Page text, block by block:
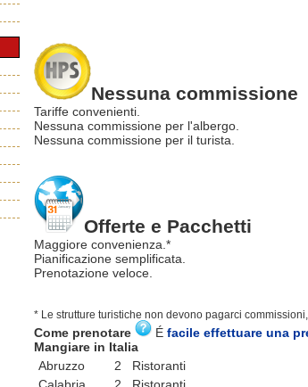
Nessuna commissione
Tariffe convenienti.
Nessuna commissione per l'albergo.
Nessuna commissione per il turista.
Offerte e Pacchetti
Maggiore convenienza.*
Pianificazione semplificata.
Prenotazione veloce.
* Le strutture turistiche non devono pagarci
Come prenotare É facile effettuare una
Mangiare in Italia
Abruzzo
2 Ristoranti
Calabria
2 Ristoranti